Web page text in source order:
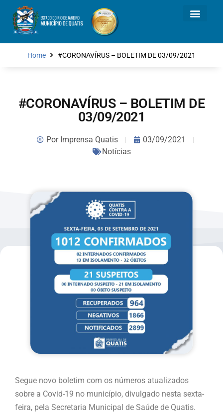
Home #CORONAVÍRUS – BOLETIM DE 03/09/2021
#CORONAVÍRUS – BOLETIM DE
03/09/2021
PorImprensa Quatis
03/09/2021
Notícias
Segue novo boletim com os números atualizados
sobre a Covid-19 no município, divulgado nesta sexta-
feira, pela Secretaria Municipal de Saúde de Quatis.